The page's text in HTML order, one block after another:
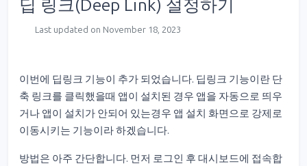
딥 링크(Deep Link) 설정하기
Last updated on November 18, 2023
이번에 딥링크 기능이 추가 되었습니다. 딥링크 기능이란 단
축 링크를 클릭했을때 앱이 설치된 경우 앱을 자동으로 띄우
거나 앱이 설치가 안되어 있는경우 앱 설치 화면으로 강제로
이동시키는 기능이라 하겠습니다.
방법은 아주 간단합니다. 먼저 로그인 후 대시보드에 접속합